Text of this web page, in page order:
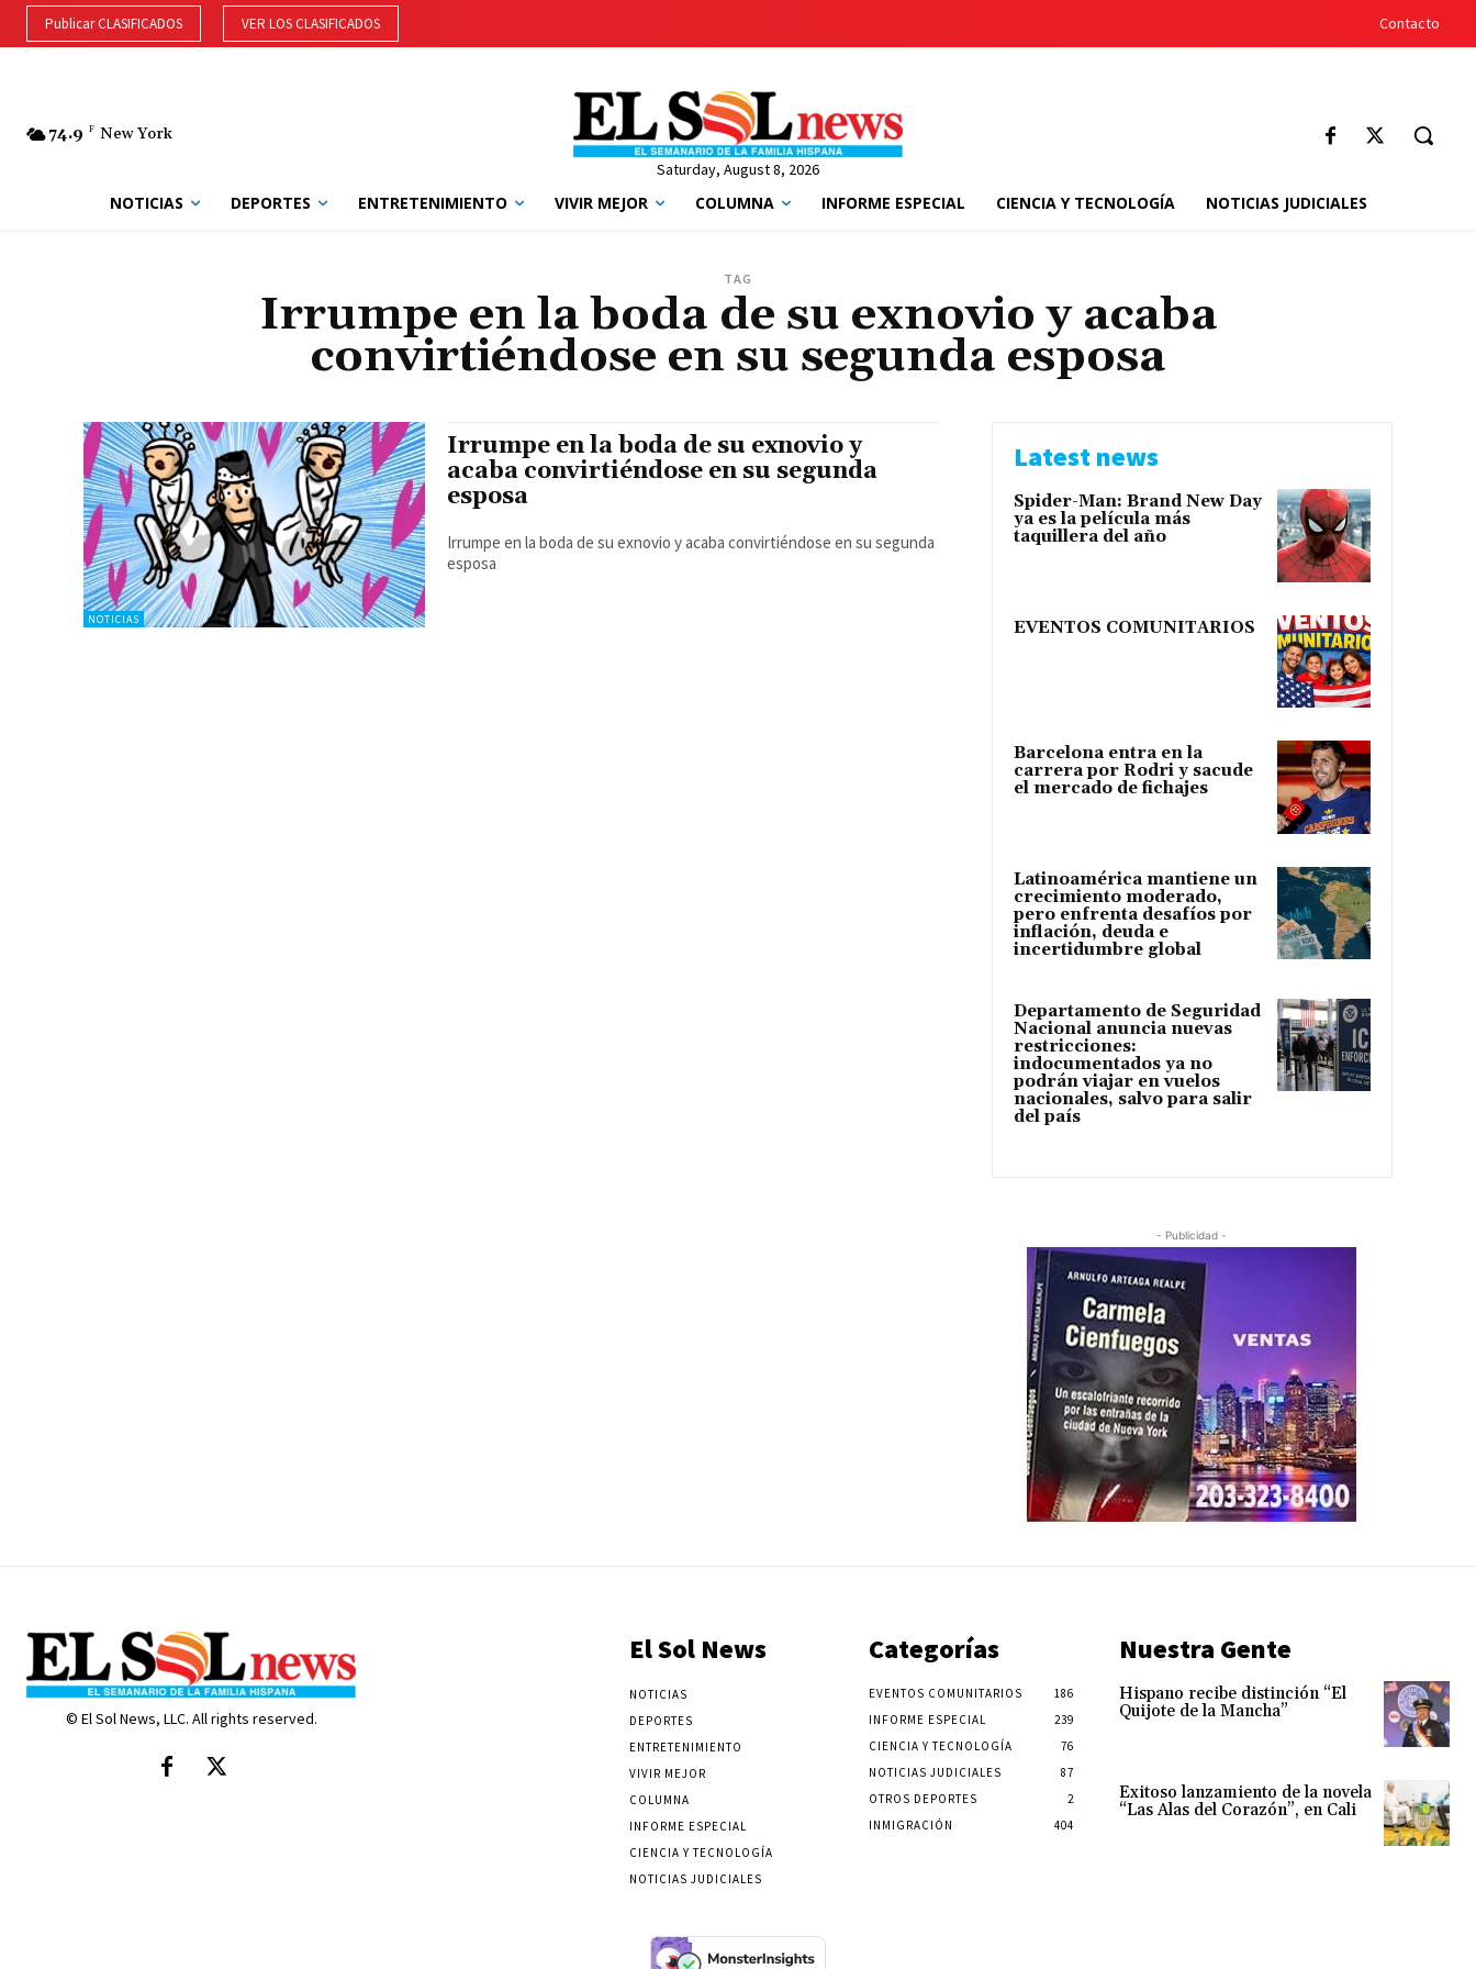
Publicar CLASIFICADOS VER LOS CLASIFICADOS Contacto
74.9 F New York
Saturday, August 8, 2026
NOTICIAS DEPORTES ENTRETENIMIENTO VIVIR MEJOR COLUMNA INFORME ESPECIAL CIENCIA Y TECNOLOGÍA NOTICIAS JUDICIALES
TAG
Irrumpe en la boda de su exnovio y acaba
convirtiéndose en su segunda esposa
NOTICIAS
Irrumpe en la boda de su exnovio y
acaba convirtiéndose en su segunda
esposa
Irrumpe en la boda de su exnovio y acaba convirtiéndose en su segunda
esposa
Latest news
Spider-Man: Brand New Day
ya es la película más
taquillera del año
EVENTOS COMUNITARIOS
Barcelona entra en la
carrera por Rodri y sacude
el mercado de fichajes
Latinoamérica mantiene un
crecimiento moderado,
pero enfrenta desafíos por
inflación, deuda e
incertidumbre global
Departamento de Seguridad
Nacional anuncia nuevas
restricciones:
indocumentados ya no
podrán viajar en vuelos
nacionales, salvo para salir
del país
- Publicidad -
© El Sol News, LLC. All rights reserved.
El Sol News
NOTICIAS
DEPORTES
ENTRETENIMIENTO
VIVIR MEJOR
COLUMNA
INFORME ESPECIAL
CIENCIA Y TECNOLOGÍA
NOTICIAS JUDICIALES
Categorías
EVENTOS COMUNITARIOS
186
INFORME ESPECIAL
239
CIENCIA Y TECNOLOGÍA
76
NOTICIAS JUDICIALES
87
OTROS DEPORTES
2
INMIGRACIÓN
404
Nuestra Gente
Hispano recibe distinción “El
Quijote de la Mancha”
Exitoso lanzamiento de la novela
“Las Alas del Corazón”, en Cali